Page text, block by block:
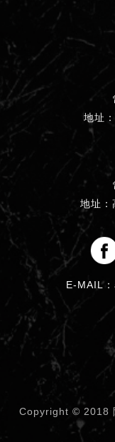
地址
地址：
E-MAIL：
Copyright © 2018